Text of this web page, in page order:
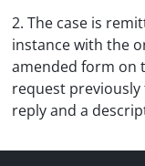
2. The case is
instance with the
amended form on
request
reply and a